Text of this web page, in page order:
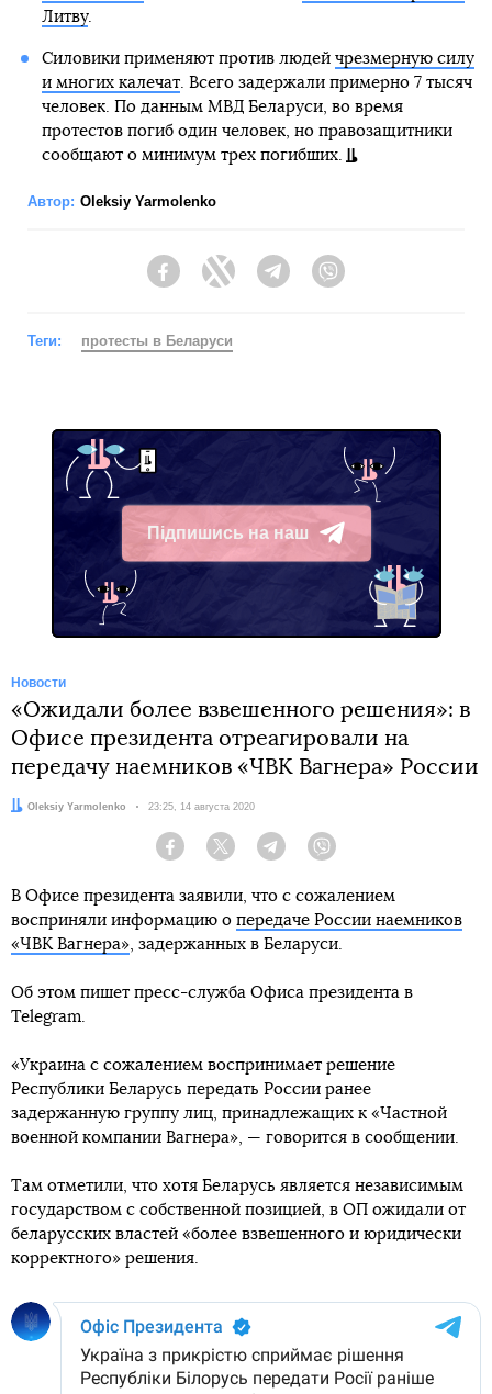
Литву.
Силовики применяют против людей чрезмерную силу
и многих калечат. Всего задержали примерно 7 тысяч
человек. По данным МВД Беларуси, во время
протестов погиб один человек, но правозащитники
сообщают о минимум трех погибших.
Автор: Oleksiy Yarmolenko
FacebookTwitter Telegram
Теги: протесты в Беларуси
Підпишись на наш
Telegram
Новости
«Ожидали более взвешенного решения»: в
Офисе президента отреагировали на
передачу наемников «ЧВК Вагнера» России
Автор:
Oleksiy Yarmolenko Дата:
23:25, 14 августа 2020
Facebook Twitter Telegram
В Офисе президента заявили, что с сожалением
восприняли информацию о передаче России наемников
«ЧВК Вагнера», задержанных в Беларуси.
Об этом пишет пресс-служба Офиса президента в
Telegram.
«Украина с сожалением воспринимает решение
Республики Беларусь передать России ранее
задержанную группу лиц, принадлежащих к «Частной
военной компании Вагнера», — говорится в сообщении.
Там отметили, что хотя Беларусь является независимым
государством с собственной позицией, в ОП ожидали от
беларусских властей «более взвешенного и юридически
корректного» решения.